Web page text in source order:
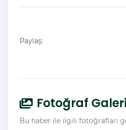
Paylaş:
Fotoğraf
Bu haber ile ilgili fotoğrafları